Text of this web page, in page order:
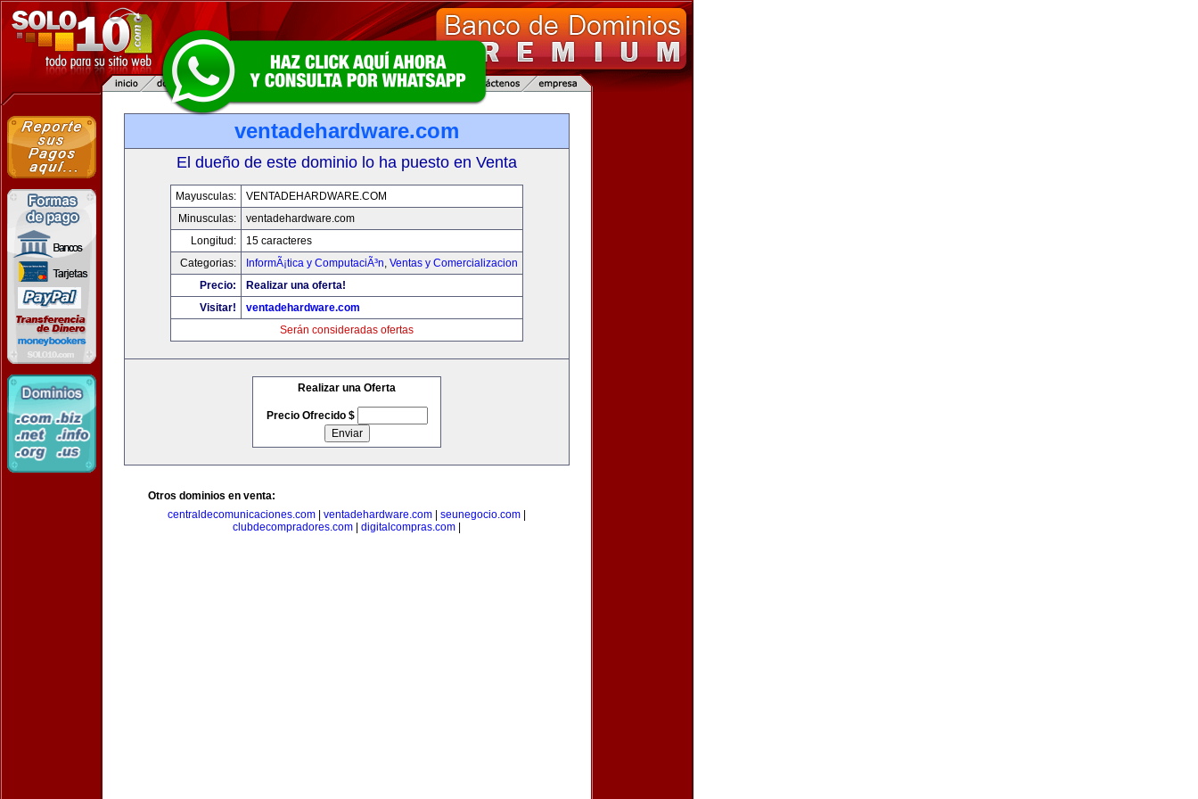
ventadehardware.com
El dueño de este dominio lo ha puesto en Venta
Mayusculas:
VENTADEHARDWARE.COM
Minusculas:
ventadehardware.com
Longitud:
15 caracteres
Categorias:
InformÃ¡tica y ComputaciÃ³n, Ventas y Comercializacion
Precio:
Realizar una oferta!
Visitar!
ventadehardware.com
Serán consideradas ofertas
Realizar una Oferta
Precio Ofrecido $
Otros dominios en venta:
centraldecomunicaciones.com
ventadehardware.com seunegocio.com
clubdecompradores.com
digitalcompras.com